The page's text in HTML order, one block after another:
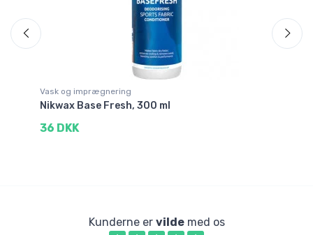
Vask og imprægnering
Nikwax Base Fresh, 300 ml
36 DKK
Kunderne er vildemed os